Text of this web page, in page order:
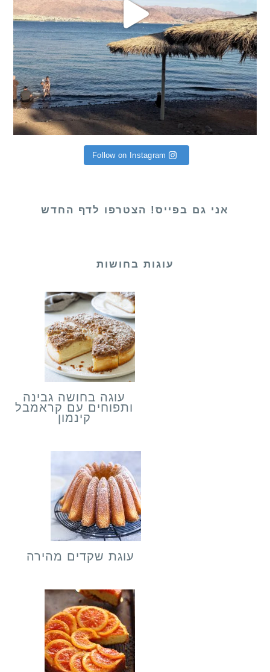
Follow on Instagram
אני גם בפייס! הצטרפו לדף החדש
עוגות בחושות
עוגה בחושה גבינה
ותפוחים עם קראמבל
קינמון
עוגת שקדים מהירה